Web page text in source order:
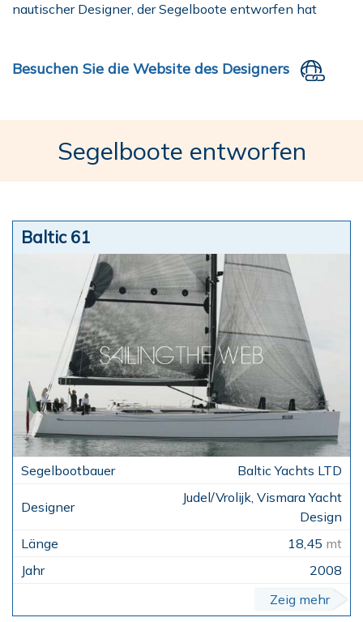
nautischer Designer, der Segelboote entworfen hat
Besuchen Sie die Website des Designers
Segelboote entworfen
Baltic 61
Baltic Yachts LTD
Judel/Vrolijk, Vismara Yacht
Design
18,45 mt
2008
Zeig mehr